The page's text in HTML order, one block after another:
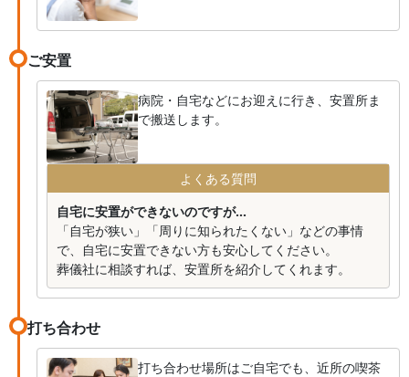
ご安置
病院・自宅などにお迎えに行き、安置所ま
で搬送します。
よくある質問
自宅に安置ができないのですが...
「自宅が狭い」「周りに知られたくない」などの事情
で、自宅に安置できない方も安心してください。
葬儀社に相談すれば、安置所を紹介してくれます。
打ち合わせ
打ち合わせ場所はご自宅でも、近所の喫茶